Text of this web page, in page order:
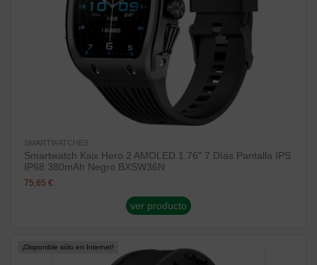
SMARTWATCHES
Smartwatch Ksix Hero 2 AMOLED 1.76" 7 Días Pantalla IPS
IP68 380mAh Negro BXSW36N
75,65 €
ver producto
¡Disponible sólo en Internet!